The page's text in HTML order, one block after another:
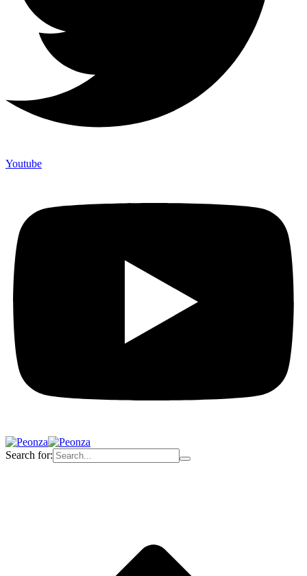
Youtube
Search for: